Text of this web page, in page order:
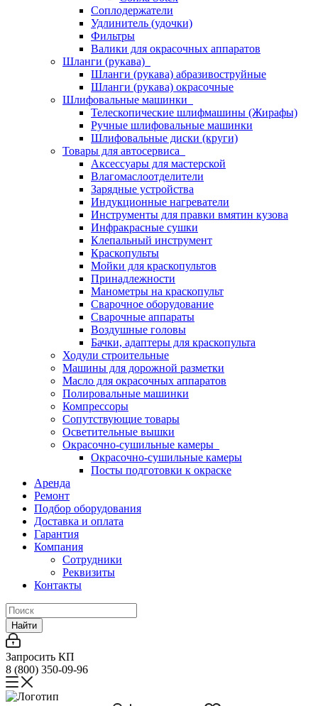
Соплодержатели
Удлинитель (удочки)
Фильтры
Валики для окрасочных аппаратов
Шланги (рукава)
Шланги (рукава) абразивоструйные
Шланги (рукава) окрасочные
Шлифовальные машинки
Телескопические шлифмашины (Жирафы)
Ручные шлифовальные машинки
Шлифовальные диски (круги)
Товары для автосервиса
Аксессуары для мастерской
Влагомаслоотделители
Зарядные устройства
Индукционные нагреватели
Инструменты для правки вмятин кузова
Инфракрасные сушки
Клепальный инструмент
Краскопульты
Мойки для краскопультов
Принадлежности
Манометры на краскопульт
Сварочное оборудование
Сварочные аппараты
Воздушные головы
Бачки, адаптеры для краскопульта
Ходули строительные
Машины для дорожной разметки
Масло для окрасочных аппаратов
Полировальные машинки
Компрессоры
Сопутствующие товары
Осветительные вышки
Окрасочно-сушильные камеры
Окрасочно-сушильные камеры
Посты подготовки к окраске
Аренда
Ремонт
Подбор оборудования
Доставка и оплата
Гарантия
Компания
Сотрудники
Реквизиты
Контакты
Найти
Запросить КП
8 (800) 350-09-96